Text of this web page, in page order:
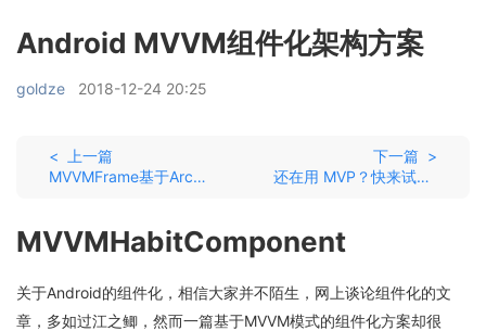
Android MVVM组件化架构方案
goldze 2018-12-24 20:25
< 上一篇
MVVMFrame基于Architecture Components dependencies构建的MVVM快速开发框架
下一篇 >
还在用 MVP？快来试试 MVVM！ Relight：轻量级 MVVM 框架
MVVMHabitComponent
关于Android的组件化，相信大家并不陌生，网上谈论组件化的文
章，多如过江之鲫，然而一篇基于MVVM模式的组件化方案却很